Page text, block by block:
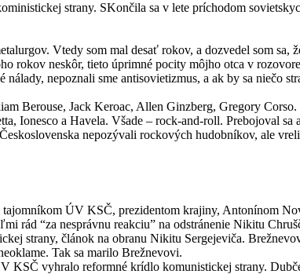
strany. SKončila sa v lete príchodom
Vtedy som mal desať rokov, a dozvedel som sa,
rokov neskôr, tieto úprimné pocity môjho otca v
nepoznali sme antisovietizmus, a ak by sa niečo
Berouse, Jack Keroac, Allen Ginzberg, Gregory
a Havela. Všade – rock-and-roll. Prebojoval
nepozývali rockových hudobníkov, ale
ÚV KSČ, prezidentom krajiny, Antonínom
rád “za nesprávnu reakciu” na odstránenie Nikitu
strany, článok na obranu Nikitu Sergejeviča.
Tak sa marilo Brežnevovi.
KSČ vyhralo reformné krídlo komunistickej strany.